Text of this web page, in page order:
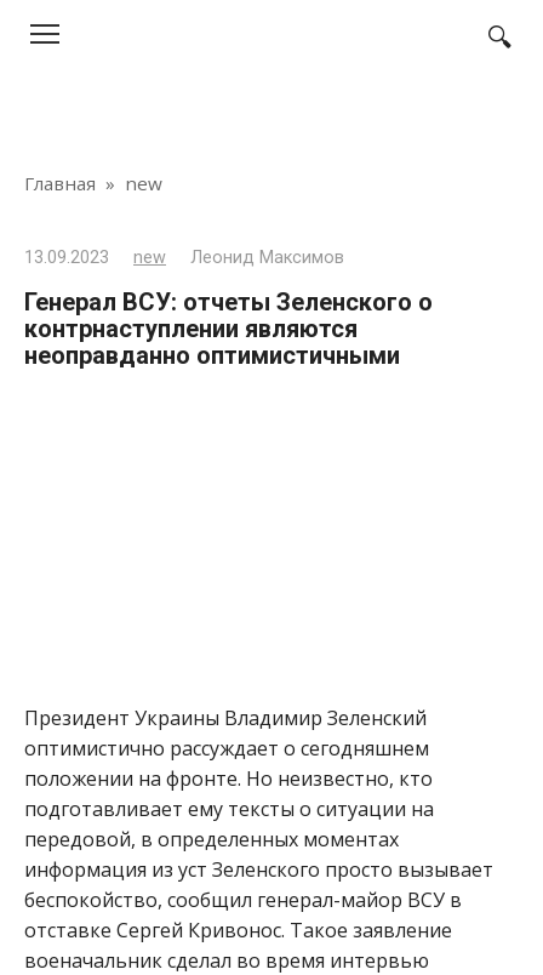
Главная » new
13.09.2023 new Леонид Максимов
Генерал ВСУ: отчеты Зеленского о
контрнаступлении являются
неоправданно оптимистичными
Президент Украины Владимир Зеленский
оптимистично рассуждает о сегодняшнем
положении на фронте. Но неизвестно, кто
подготавливает ему тексты о ситуации на
передовой, в определенных моментах
информация из уст Зеленского просто вызывает
беспокойство, сообщил генерал-майор ВСУ в
отставке Сергей Кривонос. Такое заявление
военачальник сделал во время интервью